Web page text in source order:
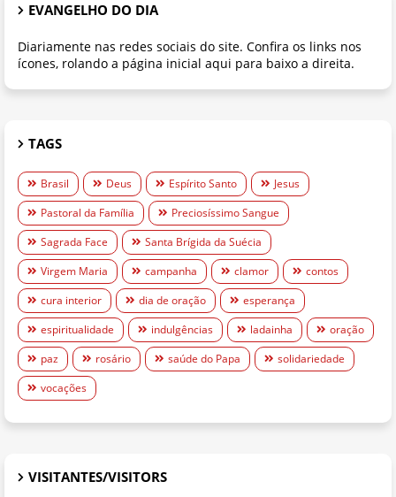
EVANGELHO DO DIA
Diariamente nas redes sociais do site. Confira os links nos
ícones, rolando a página inicial aqui para baixo a direita.
TAGS
Brasil Deus Espírito Santo
Jesus
Pastoral da Família
Preciosíssimo Sangue
Sagrada Face
Santa Brígida da Suécia
Virgem Maria
campanha clamor
contos
cura interior
dia de oração
esperança
espiritualidade
indulgências ladainha
oração
paz
rosário saúde do Papa
solidariedade
vocações
VISITANTES/VISITORS